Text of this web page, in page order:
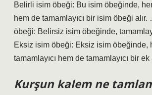
Belirli isim öbeği: Bu isim öbeğinde,
hem de tamamlayıcı bir isim öbeği
öbeği: Belirsiz isim öbeğinde,
Eksiz isim öbeği: Eksiz isim öbeğinde,
tamamlayıcı hem de tamamlayıcı bir
Kurşun kalem ne